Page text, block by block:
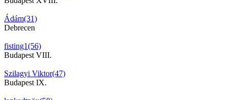
Ádám(31)
Debrecen
fisting1(56)
Budapest VIII.
Szilagyi Viktor(47)
Budapest IX.